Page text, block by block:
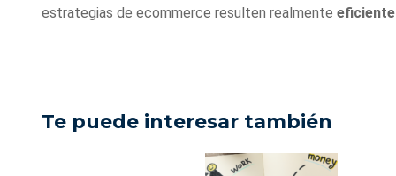
estrategias de ecommerce resulten realmente
Te puede interesar también